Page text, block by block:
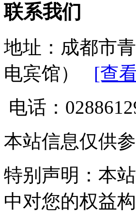
联系我们
地址：成都市
电宾馆） [查
电话：
本站信息仅供
特别声明：本
中对您的权益